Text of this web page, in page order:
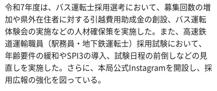
令和7年度は、バス運転士採用選考において、募集回数の増
加や県外在住者に対する引越費用助成金の創設、バス運転
体験会の実施などの人材確保策を実施した。また、高速鉄
道運輸職員（駅務員・地下鉄運転士）採用試験において、
年齢要件の緩和やSPI3の導入、試験日程の前倒しなどの見
直しを実施した。さらに、本局公式Instagramを開設し、採
用広報の強化を図っている。